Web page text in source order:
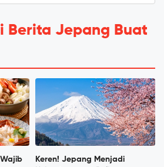
Berita Jepang Buat
Keren! Jepang Menjadi